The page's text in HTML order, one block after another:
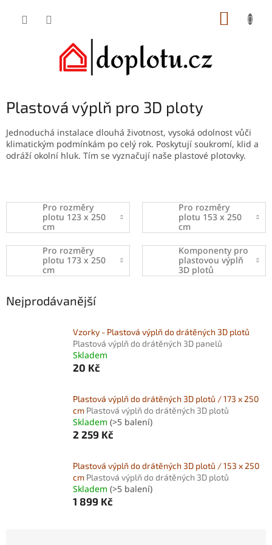
Plastová výplň pro 3D ploty
Jednoduchá instalace dlouhá životnost, vysoká odolnost vůči
klimatickým podmínkám po celý rok. Poskytují soukromí, klid a
odráží okolní hluk. Tím se vyznačují naše plastové plotovky.
Pro rozměry
plotu 123 x 250
cm
Pro rozměry
plotu 153 x 250
cm
Pro rozměry
plotu 173 x 250
cm
Komponenty pro
plastovou výplň
3D plotů
Nejprodávanější
Vzorky - Plastová výplň do drátěných 3D plotů
Plastová výplň do drátěných 3D panelů
Skladem
20 Kč
Plastová výplň do drátěných 3D plotů / 173 x 250
cm Plastová výplň do drátěných 3D plotů
Skladem (>5 balení)
2 259 Kč
Plastová výplň do drátěných 3D plotů / 153 x 250
cm Plastová výplň do drátěných 3D plotů
Skladem (>5 balení)
1 899 Kč